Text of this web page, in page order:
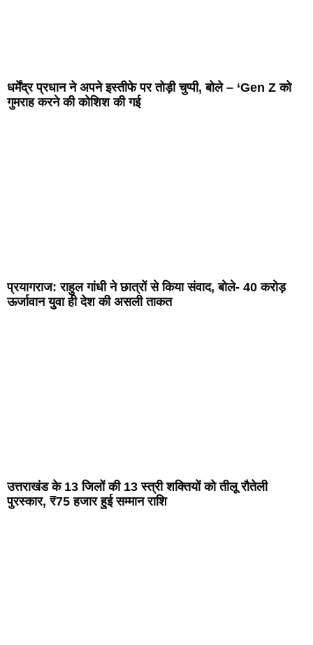
धर्मेंद्र प्रधान ने अपने इस्तीफे पर तोड़ी चुप्पी, बोले – ‘Gen Z को
गुमराह करने की कोशिश की गई
प्रयागराज: राहुल गांधी ने छात्रों से किया संवाद, बोले- 40 करोड़
ऊर्जावान युवा ही देश की असली ताकत
उत्तराखंड के 13 जिलों की 13 स्त्री शक्तियों को तीलू रौतेली
पुरस्कार, ₹75 हजार हुई सम्मान राशि